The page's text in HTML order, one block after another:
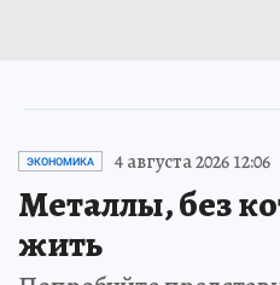
ЭКОНОМИКА 4 августа 2026 12:06
Металлы, без
жить